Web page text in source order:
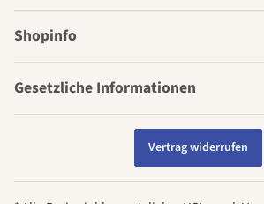
Shopinfo
Gesetzliche Informationen
Vertrag widerrufen